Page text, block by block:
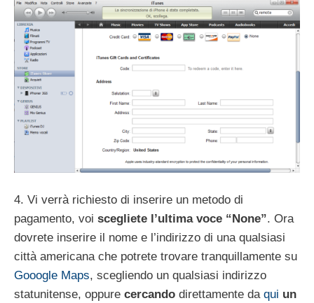
4. Vi verrà richiesto di inserire un metodo di
pagamento, voi scegliete l’ultima voce “None”. Ora
dovrete inserire il nome e l’indirizzo di una qualsiasi
città americana che potrete trovare tranquillamente su
Gooogle Maps, scegliendo un qualsiasi indirizzo
statunitense, oppure cercando direttamente da qui un